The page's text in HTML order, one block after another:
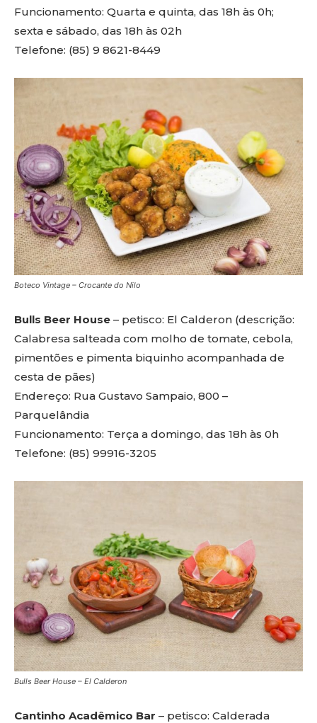
Funcionamento: Quarta e quinta, das 18h às 0h;
sexta e sábado, das 18h às 02h
Telefone: (85) 9 8621-8449
Boteco Vintage – Crocante do Nilo
Bulls Beer House – petisco: El Calderon (descrição:
Calabresa salteada com molho de tomate, cebola,
pimentões e pimenta biquinho acompanhada de
cesta de pães)
Endereço: Rua Gustavo Sampaio, 800 –
Parquelândia
Funcionamento: Terça a domingo, das 18h às 0h
Telefone: (85) 99916-3205
Bulls Beer House – El Calderon
Cantinho Acadêmico Bar – petisco: Calderada